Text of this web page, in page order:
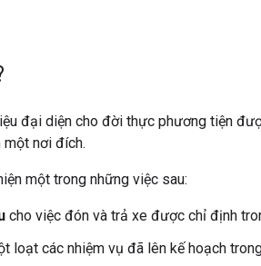
đại diện cho đời thực phương tiện
một nơi đích.
một trong những việc sau:
cho việc đón và trả xe được chỉ định
loạt các nhiệm vụ đã lên kế hoạch